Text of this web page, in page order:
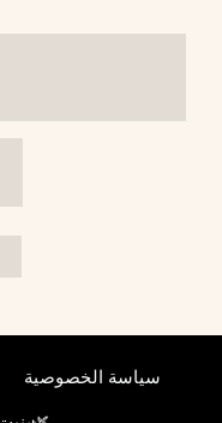
سياسة الخصوصية